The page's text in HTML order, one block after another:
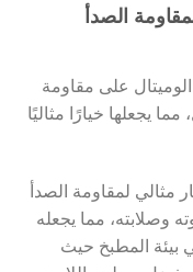
الصدأ
على مقاومة
يجعلها خيارًا مثاليًا
مثالي لمقاومة الصدأ
وصلابته، مما يجعله
بيئة المطبخ حيث